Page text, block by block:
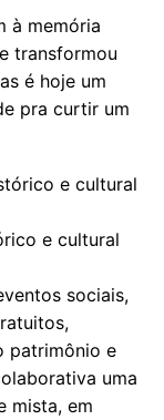
à memória
transformou
é hoje um
pra curtir um
e cultural
sociais,
patrimônio e
uma
mista, em